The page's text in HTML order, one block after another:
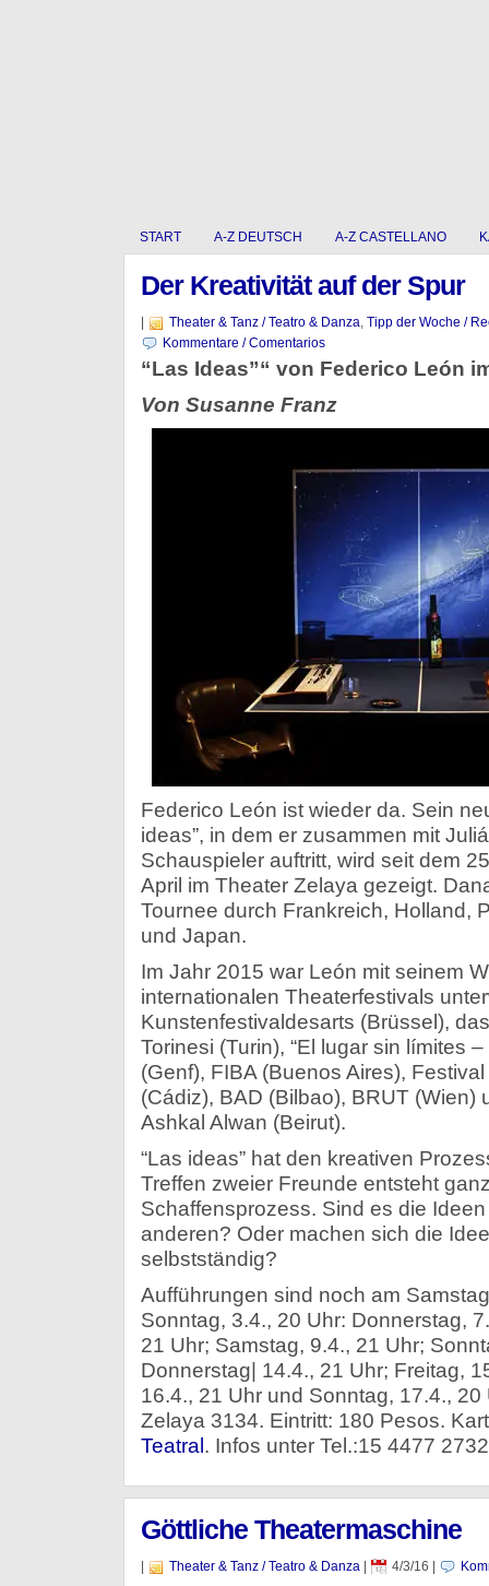
START A-Z DEUTSCH A-Z CASTELLANO
Der Kreativität auf der Spur
Theater & Tanz / Teatro & Danza, Tipp der Woche /
Kommentare / Comentarios
“Las Ideas”“ von Federico León
Von Susanne Franz
Federico León ist wieder da. Sein
ideas”, in dem er zusammen mit
Schauspieler auftritt, wird seit dem
April im Theater Zelaya gezeigt.
Tournee durch Frankreich, Holland,
und Japan.
Im Jahr 2015 war León mit seinem
internationalen Theaterfestivals
Kunstenfestivaldesarts (Brüssel),
Torinesi (Turin), “El lugar sin límites –
(Genf), FIBA (Buenos Aires),
(Cádiz), BAD (Bilbao), BRUT (Wien)
Ashkal Alwan (Beirut).
“Las ideas” hat den kreativen
Treffen zweier Freunde entsteht
Schaffensprozess. Sind es die
anderen? Oder machen sich die
selbstständig?
Aufführungen sind noch am
Sonntag, 3.4., 20 Uhr: Donnerstag,
21 Uhr; Samstag, 9.4., 21 Uhr;
Donnerstag| 14.4., 21 Uhr; Freitag,
16.4., 21 Uhr und Sonntag, 17.4., 20
Zelaya 3134. Eintritt: 180 Pesos.
Teatral . Infos unter Tel.:15 4477
Göttliche Theatermaschine
Theater & Tanz / Teatro & Danza| 4/3/16